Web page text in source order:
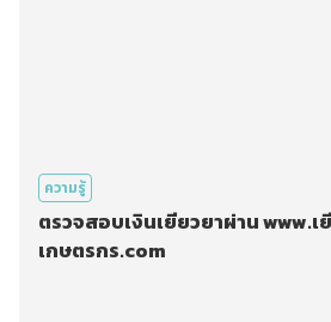
ความรู้
ตรวจสอบเงินเยียวยาผ่าน www.เ
เกษตรกร.com